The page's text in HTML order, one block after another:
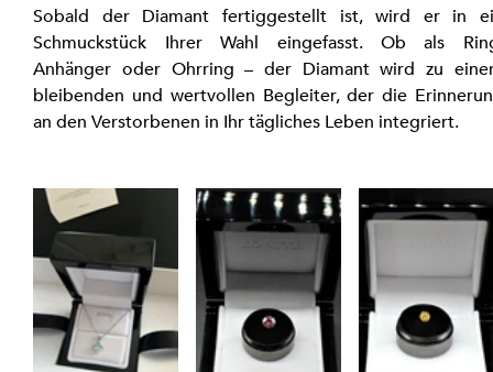
Sobald der Diamant fertiggestellt ist, wird er in
Schmuckstück Ihrer Wahl eingefasst. Ob als
Anhänger oder Ohrring – der Diamant wird zu
bleibenden und wertvollen Begleiter, der die
an den Verstorbenen in Ihr tägliches Leben integriert.